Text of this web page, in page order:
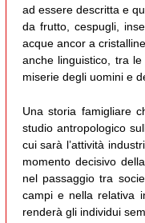
ad essere descritta e
da frutto, cespugli,
acque ancor a
anche linguistico, tra
miserie degli uomini e
Una storia famigliare
studio antropologico
cui sarà l’attività
momento decisivo
nel passaggio tra
campi e nella relativa
renderà gli individui